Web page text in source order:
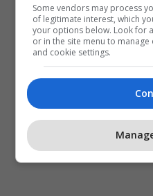
Some vendors may process
of legitimate interest, which
your options below. Look for
or in the site menu to
and cookie settings.